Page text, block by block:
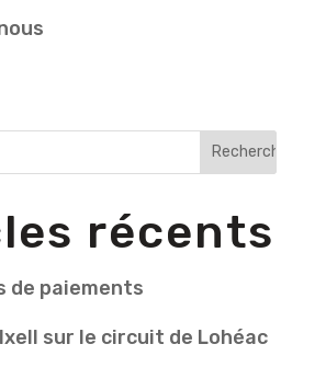
récents
de paiements
sur le circuit de Lohéac